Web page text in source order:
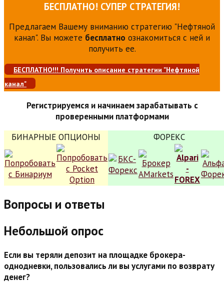
БЕСПЛАТНО! СУПЕР СТРАТЕГИЯ!
Предлагаем Вашему вниманию стратегию "Нефтяной
канал". Вы можете бесплатно ознакомиться с ней и
получить ее.
БЕСПЛАТНО!!! Получить описание стратегии "Нефтяной
канал"
Регистрируемся и начинаем зарабатывать с
проверенными платформами
БИНАРНЫЕ ОПЦИОНЫ
ФОРЕКС
Вопросы и ответы
Небольшой опрос
Если вы теряли депозит на площадке брокера-
однодневки, пользовались ли вы услугами по возврату
денег?